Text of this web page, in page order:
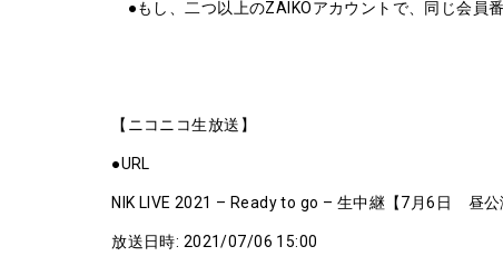
●もし、二つ以上のZAIKOアカウントで、同じ会員
【ニコニコ生放送】
●URL
NIK LIVE 2021 – Ready to go – 生中継【7月6日 昼公
放送日時: 2021/07/06 15:00